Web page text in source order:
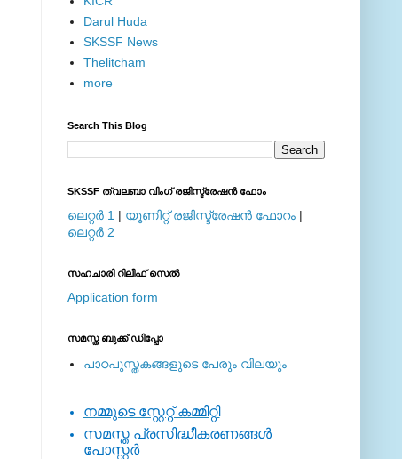
Darul Huda
SKSSF News
Thelitcham
more
Search This Blog
SKSSF ത്വലബാ വിംഗ് രജിസ്ട്രേഷന്‍ ഫോം
ലെറ്റര്‍ 1 | യൂണിറ്റ് രജിസ്ട്രേഷന്‍ ഫോറം |
ലെറ്റര്‍ 2
സഹചാരി റിലീഫ് സെല്‍
Application form
സമസ്ത ബുക്ക് ഡിപ്പോ
പാഠപുസ്തകങ്ങളുടെ പേരും വിലയും
നമ്മുടെ സ്റ്റേറ്റ് കമ്മിറ്റി
സമസ്ത പ്രസിദ്ധീകരണങ്ങള്‍
പോസ്റ്റര്‍